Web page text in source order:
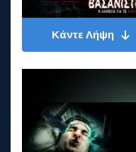
Κάντε Λήψη